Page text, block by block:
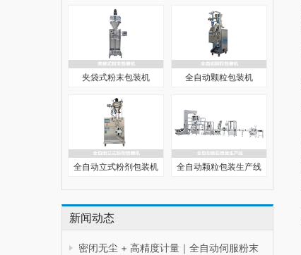
夹袋式粉末包装机 全自动颗粒包装机
全自动立式粉剂包装机 全自动颗粒包装生产线
新闻动态
密闭无尘 + 高精度计量｜全自动伺服粉末